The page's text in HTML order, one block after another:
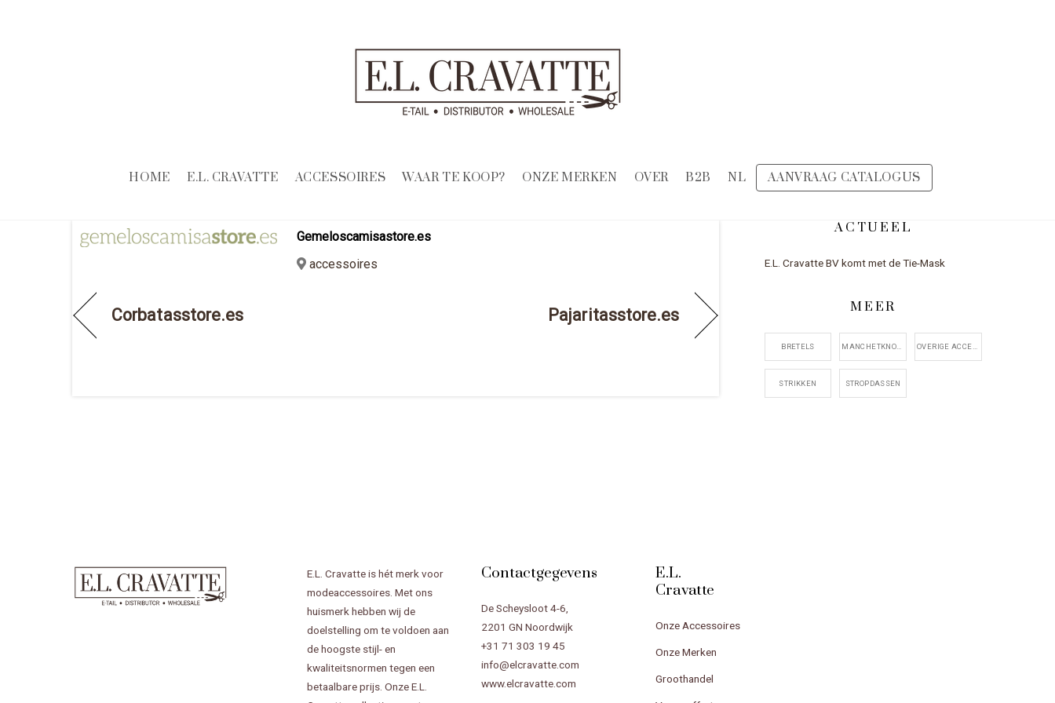
HOME E.L. CRAVATTE ACCESSOIRES WAAR TE KOOP? ONZE MERKEN OVER B2B NL AANVRAAG CATALOGUS
Gemeloscamisastore.es
accessoires
Corbatasstore.es Pajaritasstore.es
ACTUEEL
E.L. Cravatte BV komt met de Tie-Mask
MEER
BRETELS MANCHETKNOPEN OVERIGE ACCESSOIRE
STRIKKEN STROPDASSEN
E.L. Cravatte is hét merk voor
modeaccessoires. Met ons
huismerk hebben wij de
doelstelling om te voldoen aan
de hoogste stijl- en
kwaliteitsnormen tegen een
betaalbare prijs. Onze E.L.
Contactgegevens
De Scheysloot 4-6,
2201 GN Noordwijk
+31 71 303 19 45
info@elcravatte.com
www.elcravatte.com
E.L.
Cravatte
Onze Accessoires
Onze Merken
Groothandel